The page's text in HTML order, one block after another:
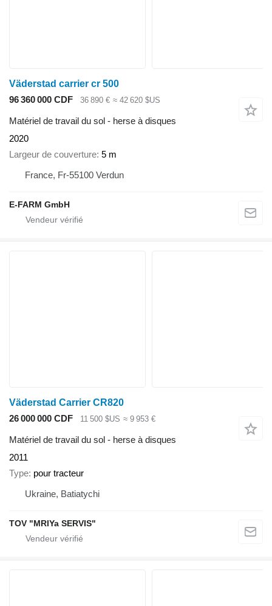
Väderstad carrier cr 500
96 360 000 CDF
36 890 € ≈ 42 620 $US
Matériel de travail du sol - herse à disques
2020
Largeur de couverture 5 m
France, Fr-55100 Verdun
E-FARM GmbH
Väderstad Carrier CR820
26 000 000 CDF
11 500 $US ≈ 9 953 €
Matériel de travail du sol - herse à disques
2011
Type pour tracteur
Ukraine, Batiatychi
TOV "MRIYa SERVIS"